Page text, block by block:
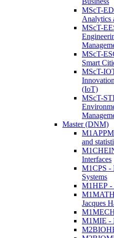
MScT-
Analytics
MScT-
MScT-
Smart
MScT-
(IoT)
MScT-
Master (DNM)
and
Interfaces
M1CPS -
Systems
M1HEP -
Jacques
M1MIE -